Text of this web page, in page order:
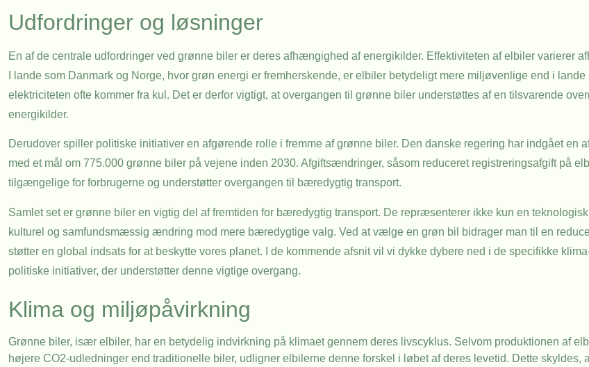
Udfordringer og løsninger
En af de centrale udfordringer ved grønne biler er deres afhængighed af energikilder. Effektiviteten af elbiler varierer
I lande som Danmark og Norge, hvor grøn energi er fremherskende, er elbiler betydeligt mere miljøvenlige end i
elektriciteten ofte kommer fra kul. Det er derfor vigtigt, at overgangen til grønne biler understøttes af en tilsvarende
energikilder.
Derudover spiller politiske initiativer en afgørende rolle i fremme af grønne biler. Den danske regering har indgået en
med et mål om 775.000 grønne biler på vejene inden 2030. Afgiftsændringer, såsom reduceret registreringsafgift på
tilgængelige for forbrugerne og understøtter overgangen til bæredygtig transport.
Samlet set er grønne biler en vigtig del af fremtiden for bæredygtig transport. De repræsenterer ikke kun en
kulturel og samfundsmæssig ændring mod mere bæredygtige valg. Ved at vælge en grøn bil bidrager man til en
støtter en global indsats for at beskytte vores planet. I de kommende afsnit vil vi dykke dybere ned i de specifikke
politiske initiativer, der understøtter denne vigtige overgang.
Klima og miljøpåvirkning
Grønne biler, især elbiler, har en betydelig indvirkning på klimaet gennem deres livscyklus. Selvom produktionen af
højere CO2-udledninger end traditionelle biler, udligner elbilerne denne forskel i løbet af deres levetid. Dette skyldes,